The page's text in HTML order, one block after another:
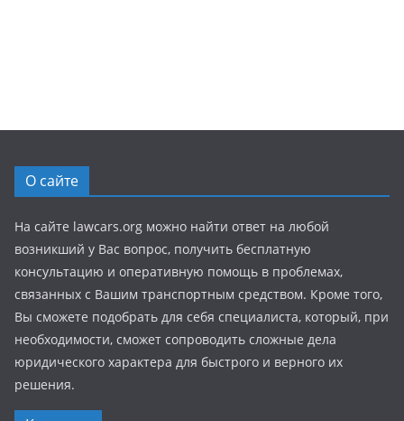
О сайте
На сайте lawcars.org можно найти ответ на любой
возникший у Вас вопрос, получить бесплатную
консультацию и оперативную помощь в проблемах,
связанных с Вашим транспортным средством. Кроме того,
Вы сможете подобрать для себя специалиста, который, при
необходимости, сможет сопроводить сложные дела
юридического характера для быстрого и верного их
решения.